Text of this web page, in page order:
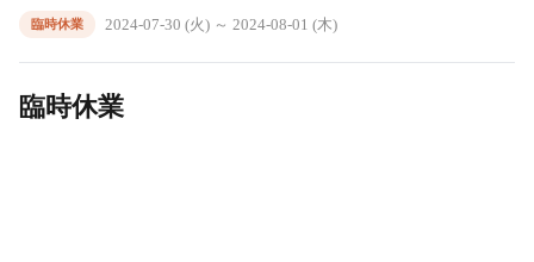
臨時休業 2024-07-30 (火) ～ 2024-08-01 (木)
臨時休業